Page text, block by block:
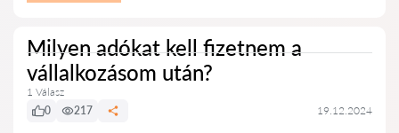
Milyen adókat kell fizetnem a
vállalkozásom után?
1 Válasz
0
217 19.12.2024